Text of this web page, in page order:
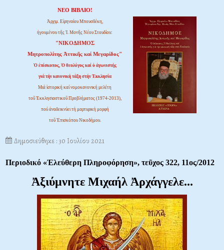
ΝΕΟ ΒΙΒΛΙΟ!
Ἀρχιμ. Εἰρηναίου Μπουσδέκη,
ἡγουμένου τῆς Ἱ. Μονῆς Νέου Στουδίου:
"ΝΙΚΟΔΗΜΟΣ
Μητροπολίτης Ἀττικῆς καί Μεγαρίδος"
Ὁ ἐπίσκοπος, Ὁ θεολόγος καί ὁ ἀγωνιστής
γιά τήν κανονική τάξη στήν Ἐκκλησία
Μιά ἱστορική καί νομοκανονική μελέτη
τοῦ Ἐκκλησιαστικοῦ Προβλήματος (1974-2013),
πού ἀναδεικνύει τή μαρτυρική μορφή
τοῦ Ἐπισκόπου Νικοδήμου.
Δημοσιεύθηκε : 30 Ιουλίου 2021
Περιοδικό «Ἐλεύθερη Πληροφόρηση», τεῦχος 322, 11ος/2012
Ἀξιύμνητε Μιχαήλ Ἀρχάγγελε...